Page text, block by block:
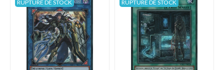
RUPTURE DE STOCK RUPTURE DE STOCK